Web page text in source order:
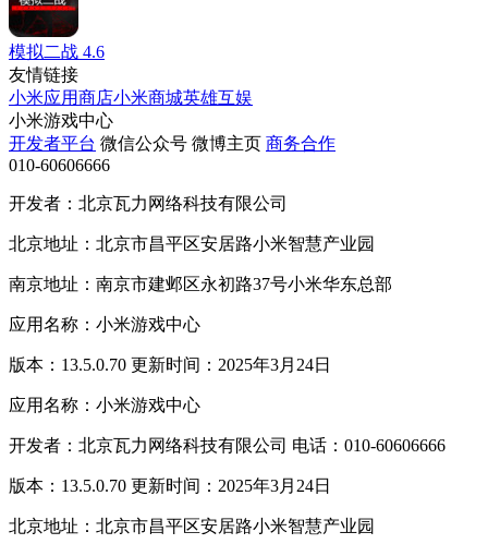
模拟二战 4.6
友情链接
小米应用商店小米商城英雄互娱
小米游戏中心
开发者平台 微信公众号 微博主页 商务合作
010-60606666
开发者：北京瓦力网络科技有限公司
北京地址：北京市昌平区安居路小米智慧产业园
南京地址：南京市建邺区永初路37号小米华东总部
应用名称：小米游戏中心
版本：13.5.0.70 更新时间：2025年3月24日
应用名称：小米游戏中心
开发者：北京瓦力网络科技有限公司 电话：010-60606666
版本：13.5.0.70 更新时间：2025年3月24日
北京地址：北京市昌平区安居路小米智慧产业园